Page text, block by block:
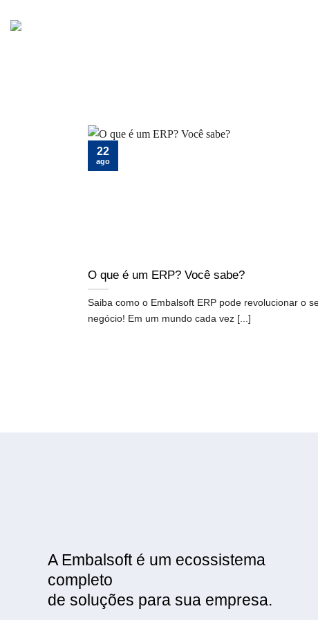
O que é um ERP? Você sabe?
Saiba como o Embalsoft ERP pode revolucionar o
negócio! Em um mundo cada vez [...]
22
ago
A Embalsoft é um ecossistema
completo
de soluções para sua empresa.